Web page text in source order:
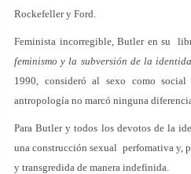
Rockefeller y Ford.
Feminista incorregible, Butler en su
feminismo y la subversión de la
1990, consideró al sexo como
antropología no marcó ninguna
Para Butler y todos los devotos de la
una construcción sexual perfomativa y,
y transgredida de manera indefinida.